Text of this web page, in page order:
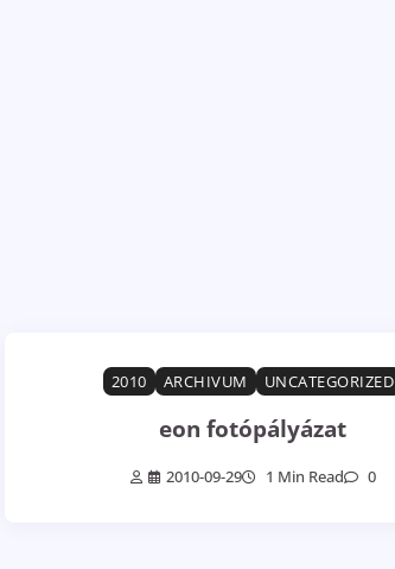
2010 ARCHIVUM UNCATEGORIZED
eon fotópályázat
2010-09-29 1 Min Read 0